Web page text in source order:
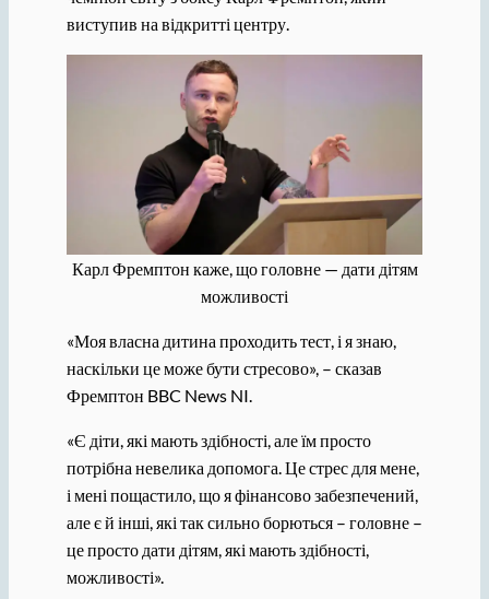
виступив на відкритті центру.
Карл Фремптон каже, що головне — дати дітям
можливості
«Моя власна дитина проходить тест, і я знаю,
наскільки це може бути стресово», – сказав
Фремптон BBC News NI.
«Є діти, які мають здібності, але їм просто
потрібна невелика допомога. Це стрес для мене,
і мені пощастило, що я фінансово забезпечений,
але є й інші, які так сильно борються – головне –
це просто дати дітям, які мають здібності,
можливості».